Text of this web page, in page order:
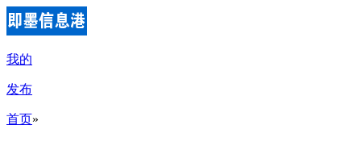
我的
发布
首页»